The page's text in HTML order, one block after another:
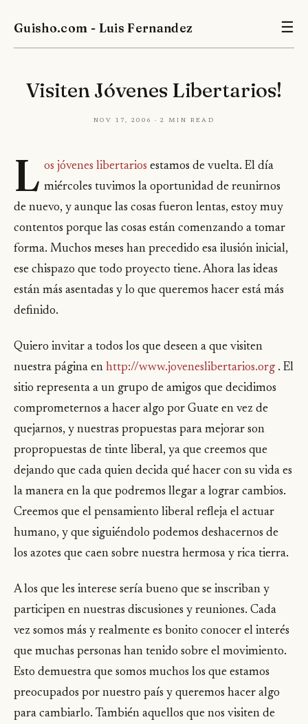
Guisho.com - Luis Fernandez ☰
Visiten Jóvenes Libertarios!
Nov 17, 2006 · 2 min read
L os jóvenes libertarios estamos de vuelta. El día
miércoles tuvimos la oportunidad de reunirnos
de nuevo, y aunque las cosas fueron lentas, estoy muy
contentos porque las cosas están comenzando a tomar
forma. Muchos meses han precedido esa ilusión inicial,
ese chispazo que todo proyecto tiene. Ahora las ideas
están más asentadas y lo que queremos hacer está más
definido.
Quiero invitar a todos los que deseen a que visiten
nuestra página en http://www.joveneslibertarios.org . El
sitio representa a un grupo de amigos que decidimos
comprometernos a hacer algo por Guate en vez de
quejarnos, y nuestras propuestas para mejorar son
propropuestas de tinte liberal, ya que creemos que
dejando que cada quien decida qué hacer con su vida es
la manera en la que podremos llegar a lograr cambios.
Creemos que el pensamiento liberal refleja el actuar
humano, y que siguiéndolo podemos deshacernos de
los azotes que caen sobre nuestra hermosa y rica tierra.
A los que les interese sería bueno que se inscriban y
participen en nuestras discusiones y reuniones. Cada
vez somos más y realmente es bonito conocer el interés
que muchas personas han tenido sobre el movimiento.
Esto demuestra que somos muchos los que estamos
preocupados por nuestro país y queremos hacer algo
para cambiarlo. También aquellos que nos visiten de